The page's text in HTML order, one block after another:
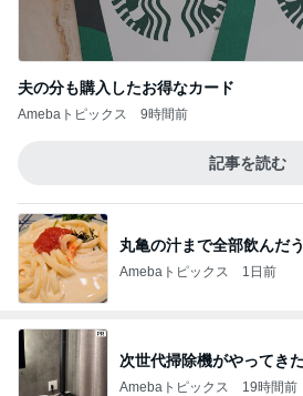
夫の分も購入したお得なカード
Amebaトピックス 9時間前
記事を読む
丸亀の汁まで全部飲んだ
Amebaトピックス 1日前
次世代掃除機がやってき
Amebaトピックス 19時間前